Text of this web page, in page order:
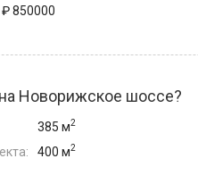
₽ 850000
Новорижское шоссе?
385 м2
400 м2